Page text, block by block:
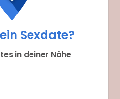
Sexdate?
in deiner Nähe